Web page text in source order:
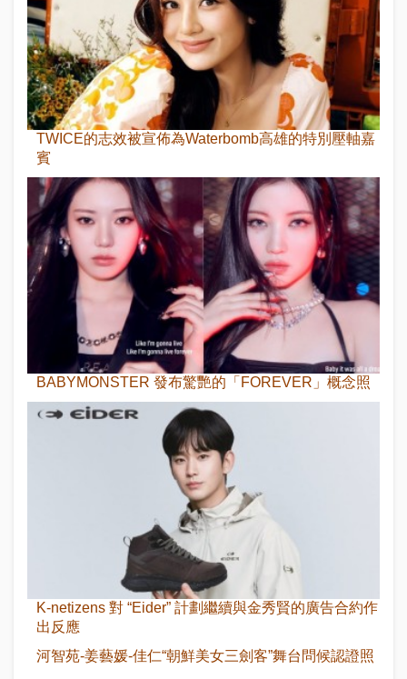
TWICE的志效被宣佈為Waterbomb高雄的特別壓軸嘉
賓
BABYMONSTER 發布驚艷的「FOREVER」概念照
K-netizens 對 “Eider” 計劃繼續與金秀賢的廣告合約作
出反應
河智苑-姜藝媛-佳仁“朝鮮美女三劍客”舞台問候認證照